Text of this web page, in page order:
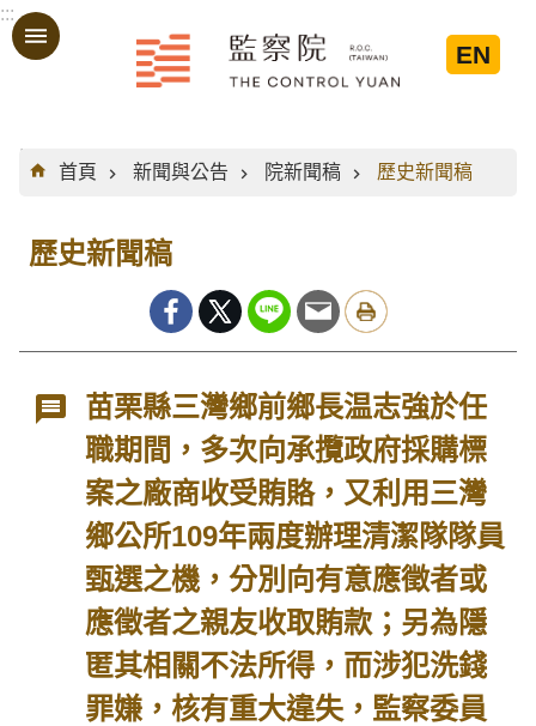
跳到主要內容區塊
:::
EN
:::
首頁
新聞與公告 院新聞稿 歷史新聞稿
歷史新聞稿
苗栗縣三灣鄉前鄉長温志強於任
職期間，多次向承攬政府採購標
案之廠商收受賄賂，又利用三灣
鄉公所109年兩度辦理清潔隊隊員
甄選之機，分別向有意應徵者或
應徵者之親友收取賄款；另為隱
匿其相關不法所得，而涉犯洗錢
罪嫌，核有重大違失，監察委員